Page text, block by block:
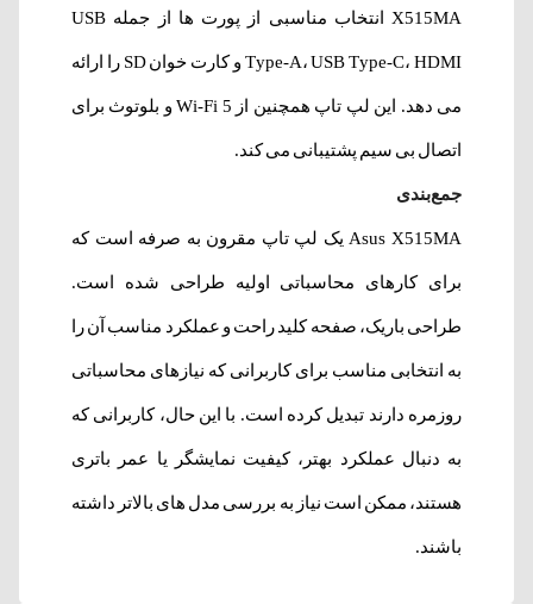
X515MA انتخاب مناسبی از پورت ها از جمله USB
Type-A، USB Type-C، HDMI و کارت خوان SD را ارائه
می دهد. این لپ تاپ همچنین از Wi-Fi 5 و بلوتوث برای
اتصال بی سیم پشتیبانی می کند.
جمع‌بندی
Asus X515MA یک لپ تاپ مقرون به صرفه است که
برای کارهای محاسباتی اولیه طراحی شده است.
طراحی باریک، صفحه کلید راحت و عملکرد مناسب آن را
به انتخابی مناسب برای کاربرانی که نیازهای محاسباتی
روزمره دارند تبدیل کرده است. با این حال، کاربرانی که
به دنبال عملکرد بهتر، کیفیت نمایشگر یا عمر باتری
هستند، ممکن است نیاز به بررسی مدل های بالاتر داشته
باشند.